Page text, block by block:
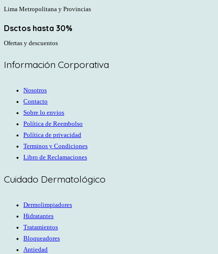
Lima Metropolitana y Provincias
Dsctos hasta 30%
Ofertas y descuentos
Información Corporativa
Nosotros
Contacto
Sobre lo envios
Política de Reembolso
Política de privacidad
Terminos y Condiciones
Libro de Reclamaciones
Cuidado Dermatológico
Dermolimpiadores
Hidratantes
Tratamientos
Bloqueadores
Antiedad